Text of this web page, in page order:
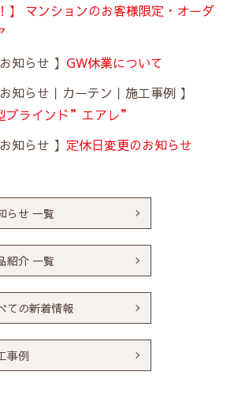
】 マンションのお客様限定・オーダ
お知らせ 】 GW休業について
お知らせ｜カーテン｜施工事例 】
ブラインド”エアレ”
お知らせ 】 定休日変更のお知らせ
らせ 一覧
紹介 一覧
ての新着情報
事例